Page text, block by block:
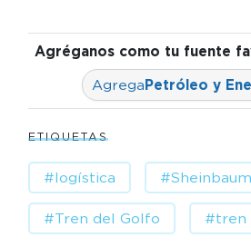
Agréganos como tu fuente
AgregaPetróleo y
ETIQUETAS
#logística #Sheinbaum
#Tren del Golfo #tren